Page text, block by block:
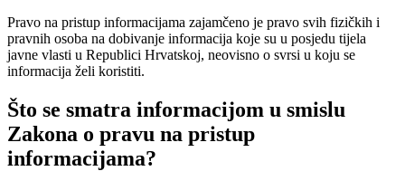
Pravo na pristup informacijama zajamčeno je pravo svih fizičkih i
pravnih osoba na dobivanje informacija koje su u posjedu tijela
javne vlasti u Republici Hrvatskoj, neovisno o svrsi u koju se
informacija želi koristiti.
Što se smatra informacijom u smislu
Zakona o pravu na pristup
informacijama?